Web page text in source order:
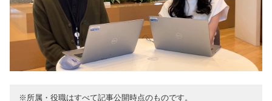
※所属・役職はすべて記事公開時点のものです。